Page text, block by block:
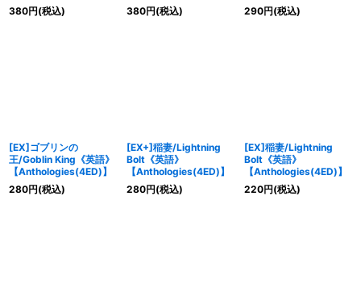
380円(税込)
380円(税込)
290円(税込)
[EX]ゴブリンの
王/Goblin King《英語》
【Anthologies(4ED)】
280円(税込)
[EX+]稲妻/Lightning
Bolt《英語》
【Anthologies(4ED)】
280円(税込)
[EX]稲妻/Lightning
Bolt《英語》
【Anthologies(4ED)】
220円(税込)